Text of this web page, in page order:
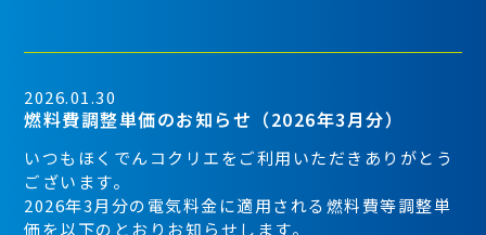
2026.01.30
燃料費調整単価のお知らせ（2026年3月分）
いつもほくでんコクリエをご利用いただきありがとう
ございます。
2026年3月分の電気料金に適用される燃料費等調整単
価を以下のとおりお知らせします。